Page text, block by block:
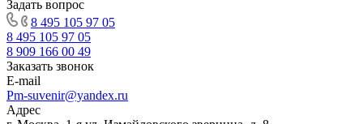
Задать вопрос
8 495 105 97 05
8 495 105 97 05
8 909 166 00 49
Заказать звонок
E-mail
Pm-suvenir@yandex.ru
Адрес